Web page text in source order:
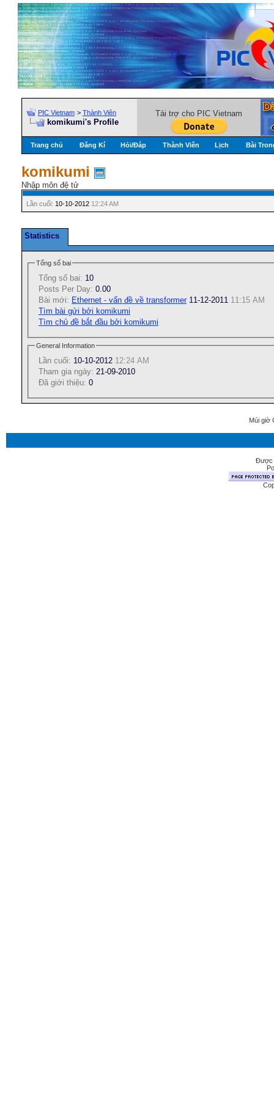
PIC Vietnam > Thành Viên
komikumi's Profile
Tài trợ cho PIC Vietnam
Trang chủ Đăng Kí Hỏi/Ðáp Thành Viên Lịch Bài
komikumi
Nhập môn đệ tử
Lần cuối: 10-10-2012 12:24 AM
Statistics
Tổng số bai
Tổng số bai: 10
Posts Per Day: 0.00
Bài mới: Ethernet - vấn đề về transformer11-12-2011 11:15 AM
Tìm bài gửi bởi komikumi
Tìm chủ đề bắt đầu bởi komikumi
General Information
Lần cuối: 10-10-2012 12:24 AM
Tham gia ngày: 21-09-2010
Ðã giới thiệu: 0
Múi giờ
Được